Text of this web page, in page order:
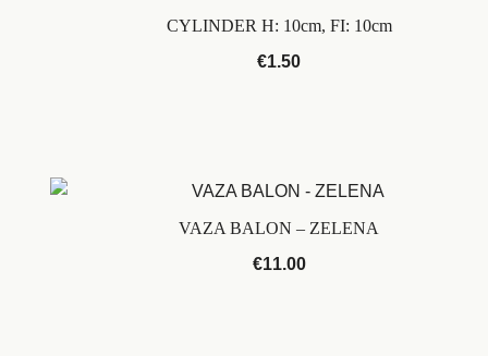
CYLINDER H: 10cm, FI: 10cm
€1.50
VAZA BALON – ZELENA
€11.00